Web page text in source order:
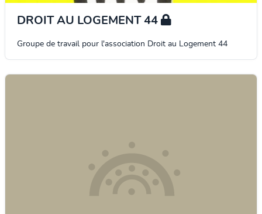
DROIT AU LOGEMENT 44
Groupe de travail pour l'association Droit au Logement 44